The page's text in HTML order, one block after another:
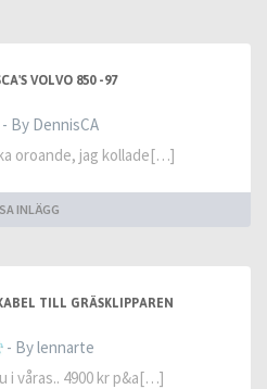
VOLVO 850 -97
By DennisCA
oroande, jag kollade[…]
INLÄGG
TILL GRÄSKLIPPAREN
- By lennarte
i våras.. 4900 kr p&a[…]